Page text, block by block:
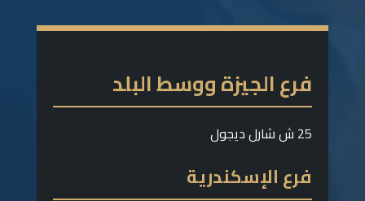
فرع الجيزة ووسط البلد
25 ش شارل ديجول
فرع الإسكندرية